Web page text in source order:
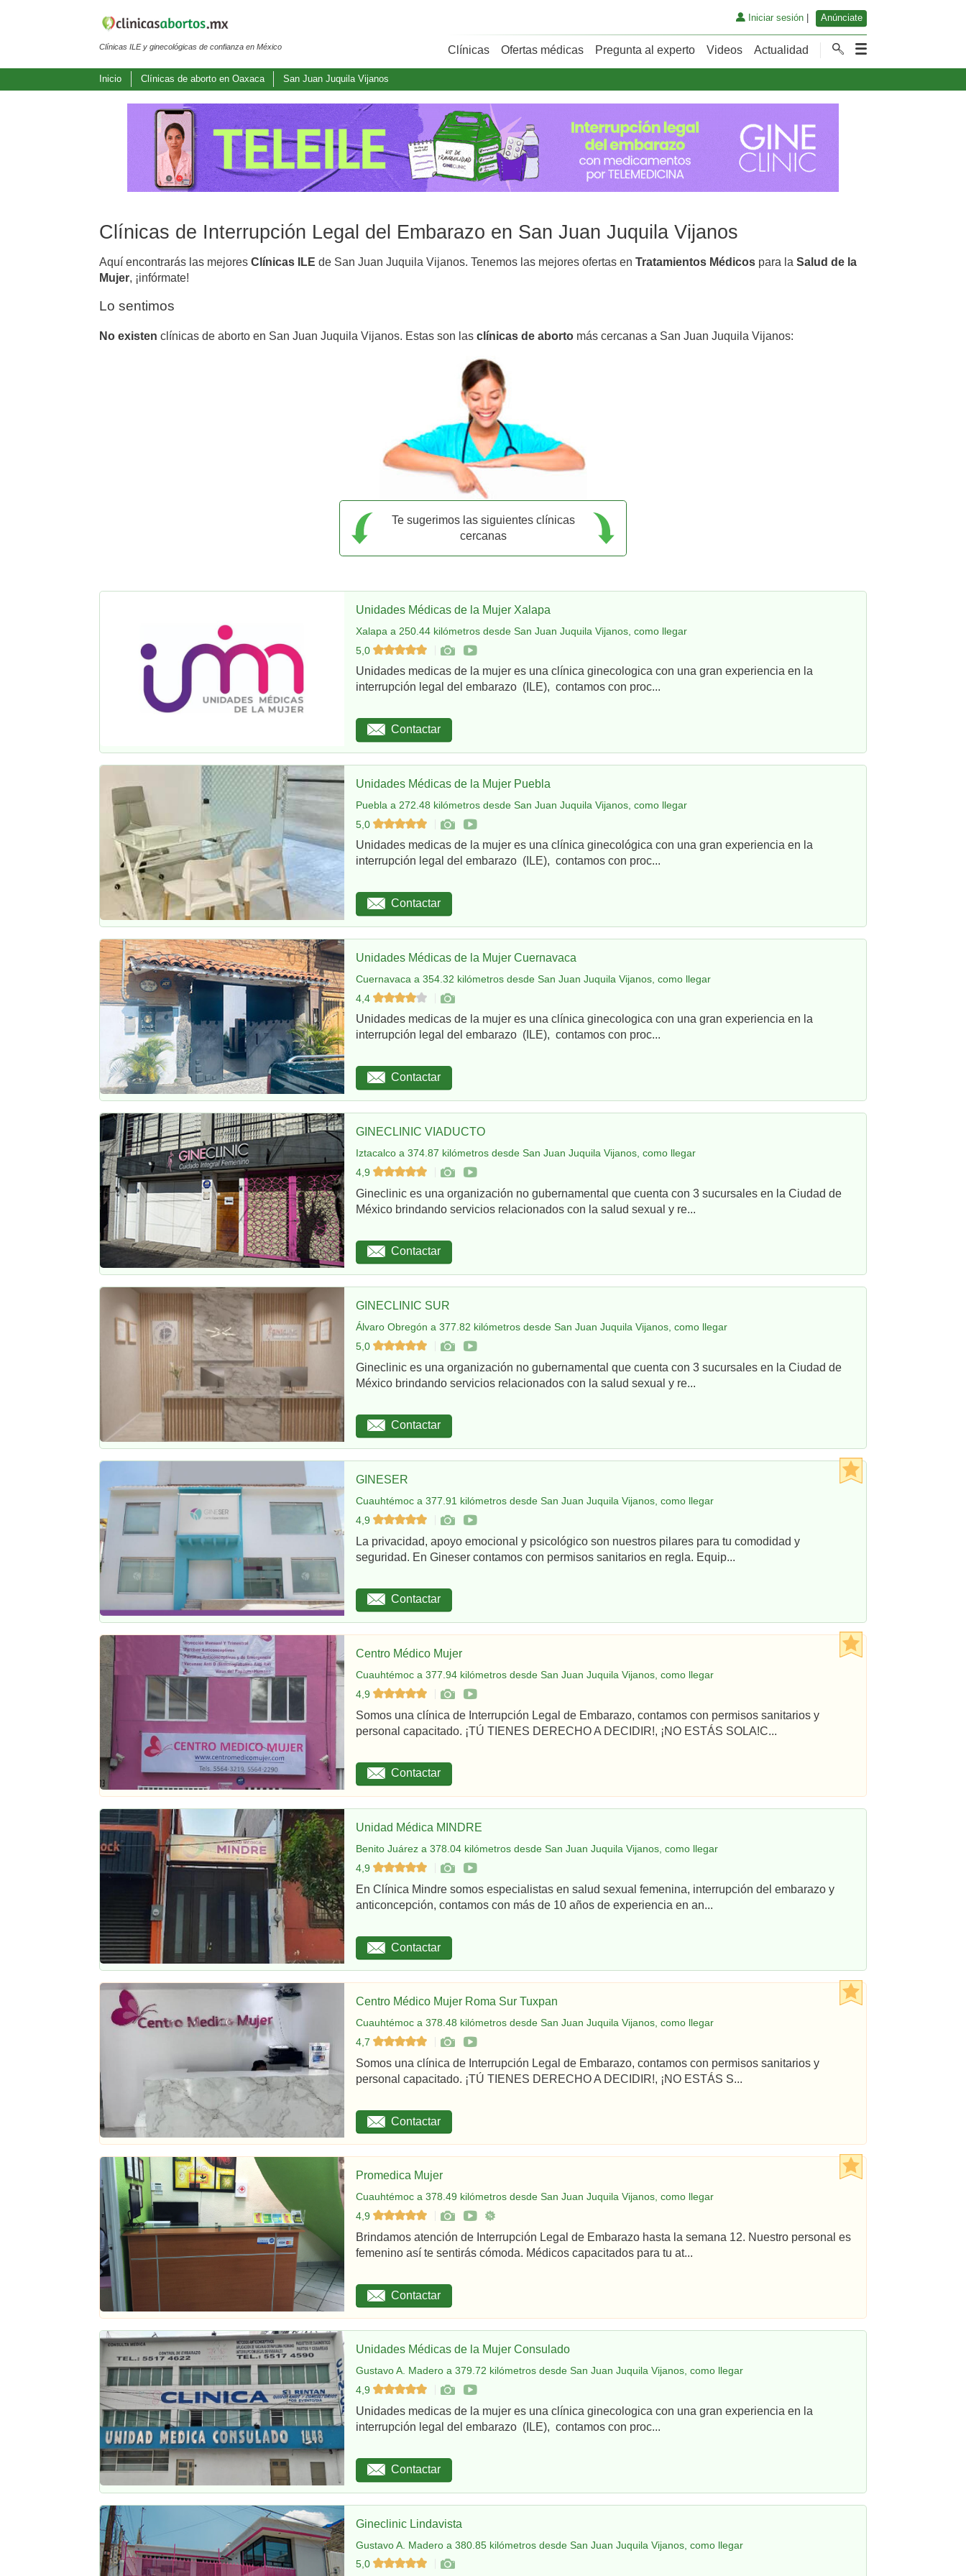
Clínicas ILE y ginecológicas de confianza en México
Iniciar sesión| Anúnciate
Clínicas Ofertas médicas Pregunta al experto Videos Actualidad
Inicio Clínicas de aborto en Oaxaca San Juan Juquila Vijanos
Clínicas de Interrupción Legal del Embarazo en San Juan Juquila Vijanos
Aquí encontrarás las mejores Clínicas ILE de San Juan Juquila Vijanos. Tenemos las mejores ofertas en Tratamientos Médicos para la Salud de la
Mujer, ¡infórmate!
Lo sentimos
No existen clínicas de aborto en San Juan Juquila Vijanos. Estas son las clínicas de aborto más cercanas a San Juan Juquila Vijanos:
Te sugerimos las siguientes clínicas
cercanas
Unidades Médicas de la Mujer Xalapa
Xalapa a 250.44 kilómetros desde San Juan Juquila Vijanos, como llegar
5,0
Unidades medicas de la mujer es una clínica ginecologica con una gran experiencia en la
interrupción legal del embarazo (ILE), contamos con proc...
Contactar
Unidades Médicas de la Mujer Puebla
Puebla a 272.48 kilómetros desde San Juan Juquila Vijanos, como llegar
5,0
Unidades medicas de la mujer es una clínica ginecológica con una gran experiencia en la
interrupción legal del embarazo (ILE), contamos con proc...
Contactar
Unidades Médicas de la Mujer Cuernavaca
Cuernavaca a 354.32 kilómetros desde San Juan Juquila Vijanos, como llegar
4,4
Unidades medicas de la mujer es una clínica ginecologica con una gran experiencia en la
interrupción legal del embarazo (ILE), contamos con proc...
Contactar
GINECLINIC VIADUCTO
Iztacalco a 374.87 kilómetros desde San Juan Juquila Vijanos, como llegar
4,9
Gineclinic es una organización no gubernamental que cuenta con 3 sucursales en la Ciudad de
México brindando servicios relacionados con la salud sexual y re...
Contactar
GINECLINIC SUR
Álvaro Obregón a 377.82 kilómetros desde San Juan Juquila Vijanos, como llegar
5,0
Gineclinic es una organización no gubernamental que cuenta con 3 sucursales en la Ciudad de
México brindando servicios relacionados con la salud sexual y re...
Contactar
GINESER
Cuauhtémoc a 377.91 kilómetros desde San Juan Juquila Vijanos, como llegar
4,9
La privacidad, apoyo emocional y psicológico son nuestros pilares para tu comodidad y
seguridad. En Gineser contamos con permisos sanitarios en regla. Equip...
Contactar
Centro Médico Mujer
Cuauhtémoc a 377.94 kilómetros desde San Juan Juquila Vijanos, como llegar
4,9
Somos una clínica de Interrupción Legal de Embarazo, contamos con permisos sanitarios y
personal capacitado. ¡TÚ TIENES DERECHO A DECIDIR!, ¡NO ESTÁS SOLA!C...
Contactar
Unidad Médica MINDRE
Benito Juárez a 378.04 kilómetros desde San Juan Juquila Vijanos, como llegar
4,9
En Clínica Mindre somos especialistas en salud sexual femenina, interrupción del embarazo y
anticoncepción, contamos con más de 10 años de experiencia en an...
Contactar
Centro Médico Mujer Roma Sur Tuxpan
Cuauhtémoc a 378.48 kilómetros desde San Juan Juquila Vijanos, como llegar
4,7
Somos una clínica de Interrupción Legal de Embarazo, contamos con permisos sanitarios y
personal capacitado. ¡TÚ TIENES DERECHO A DECIDIR!, ¡NO ESTÁS S...
Contactar
Promedica Mujer
Cuauhtémoc a 378.49 kilómetros desde San Juan Juquila Vijanos, como llegar
4,9
Brindamos atención de Interrupción Legal de Embarazo hasta la semana 12. Nuestro personal es
femenino así te sentirás cómoda. Médicos capacitados para tu at...
Contactar
Unidades Médicas de la Mujer Consulado
Gustavo A. Madero a 379.72 kilómetros desde San Juan Juquila Vijanos, como llegar
4,9
Unidades medicas de la mujer es una clínica ginecologica con una gran experiencia en la
interrupción legal del embarazo (ILE), contamos con proc...
Contactar
Gineclinic Lindavista
Gustavo A. Madero a 380.85 kilómetros desde San Juan Juquila Vijanos, como llegar
5,0